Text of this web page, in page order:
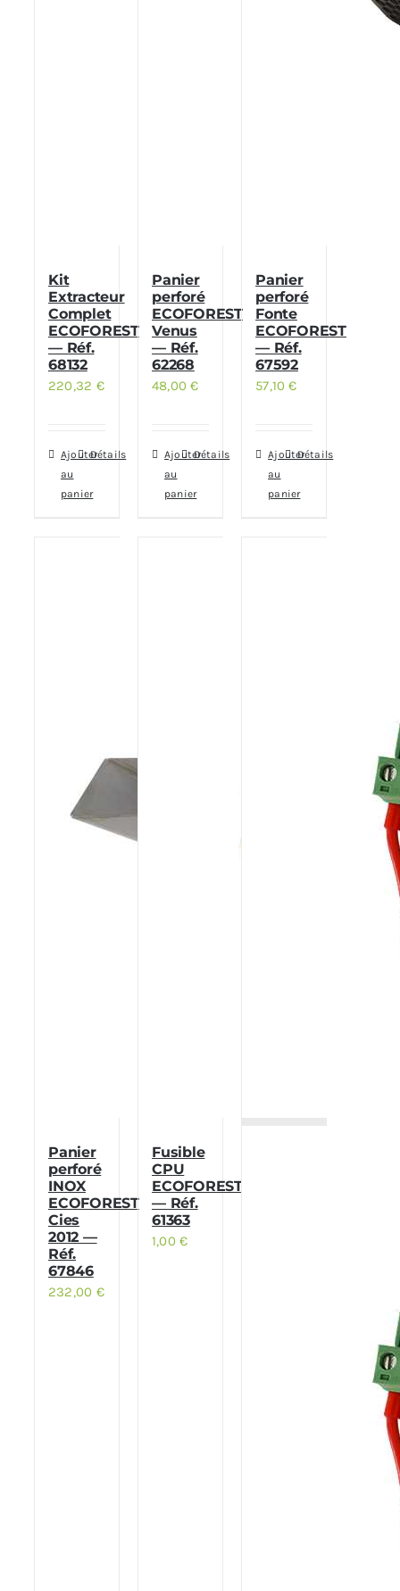
Kit
Extracteur
Complet
ECOFOREST
— Réf.
68132
220,32 €
Ajouter
au
panier
Détails
Panier
perforé
ECOFOREST
Venus
— Réf.
62268
48,00€
Ajouter
au
panier
Détails
Panier
perforé
Fonte
ECOFOREST
— Réf.
67592
57,10€
Ajouter
au
panier
Détails
Panier
perforé
INOX
ECOFOREST
Cies
2012 —
Réf.
67846
232,00 €
Fusible
CPU
ECOFOREST
— Réf.
61363
1,00€